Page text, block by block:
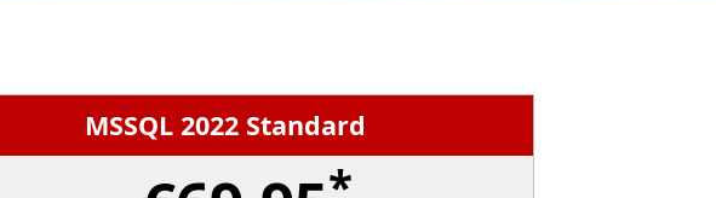
MSSQL 2022 Standard